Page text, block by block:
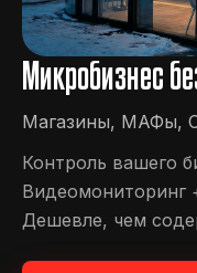
Микробизнес
Магазины, МАФы,
Контроль вашего
Видеомониторинг
Дешевле, чем